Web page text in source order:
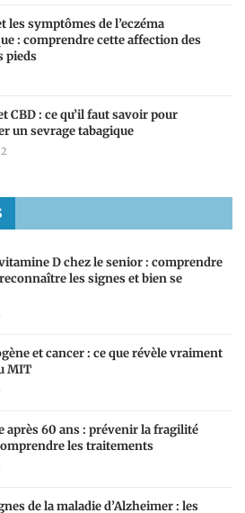
les symptômes de l’eczéma
: comprendre cette affection des
pieds
CBD : ce qu’il faut savoir pour
un sevrage tabagique
D chez le senior : comprendre
les signes et bien se
et cancer : ce que révèle vraiment
MIT
après 60 ans : prévenir la fragilité
les traitements
de la maladie d’Alzheimer : les